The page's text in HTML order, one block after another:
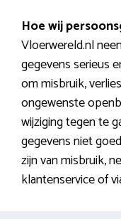
Hoe wij
Vloerwereld.nl
gegevens serieus
om misbruik,
ongewenste
wijziging tegen te
gegevens niet
zijn van misbruik,
klantenservice of